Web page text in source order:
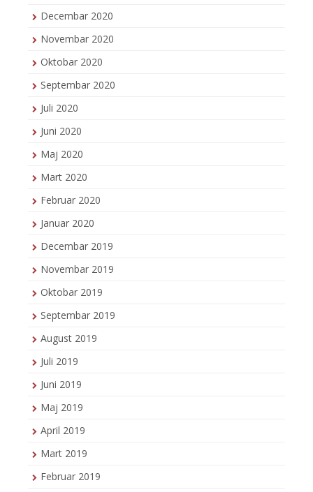
Decembar 2020
Novembar 2020
Oktobar 2020
Septembar 2020
Juli 2020
Juni 2020
Maj 2020
Mart 2020
Februar 2020
Januar 2020
Decembar 2019
Novembar 2019
Oktobar 2019
Septembar 2019
August 2019
Juli 2019
Juni 2019
Maj 2019
April 2019
Mart 2019
Februar 2019